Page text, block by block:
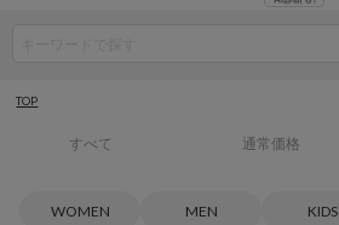
TOP
すべて 通常価格
WOMEN MEN KIDS